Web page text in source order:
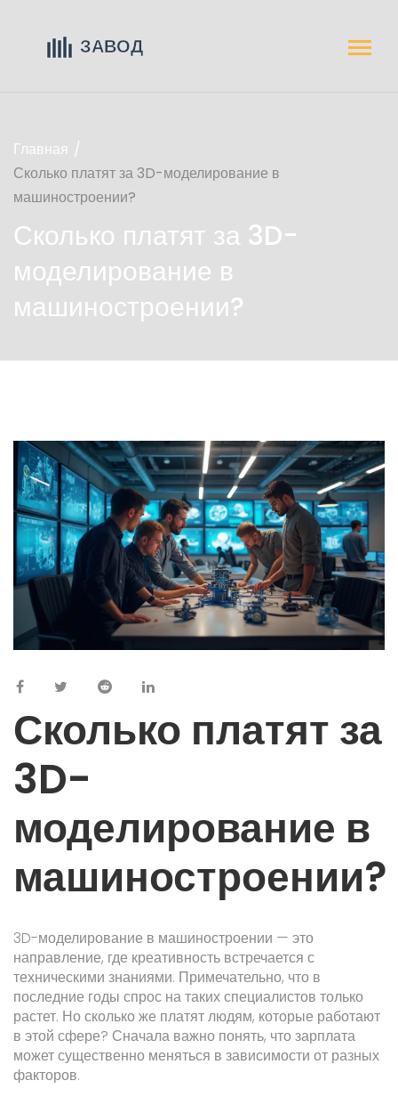
Главная
Сколько платят за 3D-моделирование в
машиностроении?
Сколько платят за 3D-
моделирование в
машиностроении?
Сколько платят за
3D-
моделирование в
машиностроении?
3D-моделирование в машиностроении — это
направление, где креативность встречается с
техническими знаниями. Примечательно, что в
последние годы спрос на таких специалистов только
растет. Но сколько же платят людям, которые работают
в этой сфере? Сначала важно понять, что зарплата
может существенно меняться в зависимости от разных
факторов.